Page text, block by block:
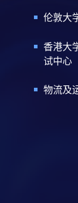
伦敦大
香港大
试中心
物流及